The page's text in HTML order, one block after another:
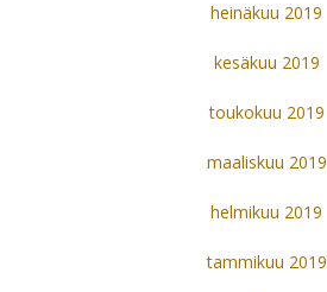
heinäkuu 2019
kesäkuu 2019
toukokuu 2019
maaliskuu 2019
helmikuu 2019
tammikuu 2019